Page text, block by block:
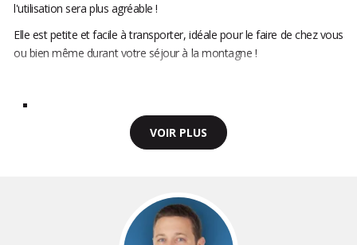
l'utilisation sera plus agréable !
Elle est petite et facile à transporter, idéale pour le faire de chez vous
ou bien même durant votre séjour à la montagne !
VOIR PLUS